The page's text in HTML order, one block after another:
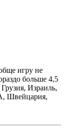
игру не
больше 4,5
Израиль,
Швейцария,